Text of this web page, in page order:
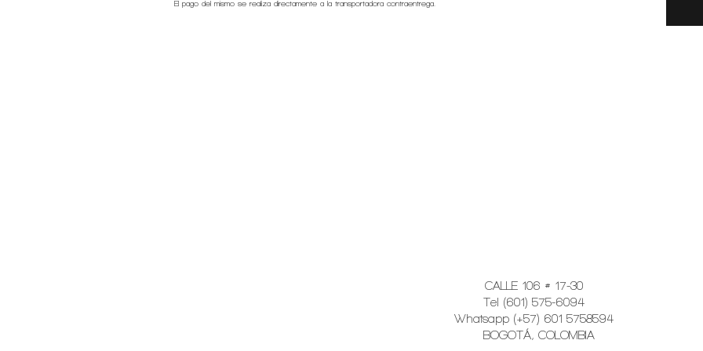
El pago del mismo se realiza directamente a la transportadora contraentrega.
CALLE 106 # 17-30
Tel (601) 575-6094
Whatsapp (+57) 601 5758594
BOGOTÁ, COLOMBIA